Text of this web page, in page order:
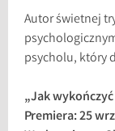
Autor świetnej
psycholu, który
„Jak
Premiera: 25